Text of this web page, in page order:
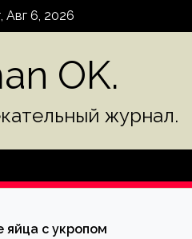
Авг 6, 2026
OK.
журнал.
с укропом